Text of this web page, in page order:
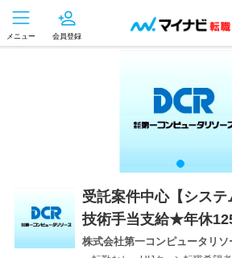
メニュー 会員登録
受託案件中心【シス
技術手当支給★年休
株式会社第一コンピュータリソ